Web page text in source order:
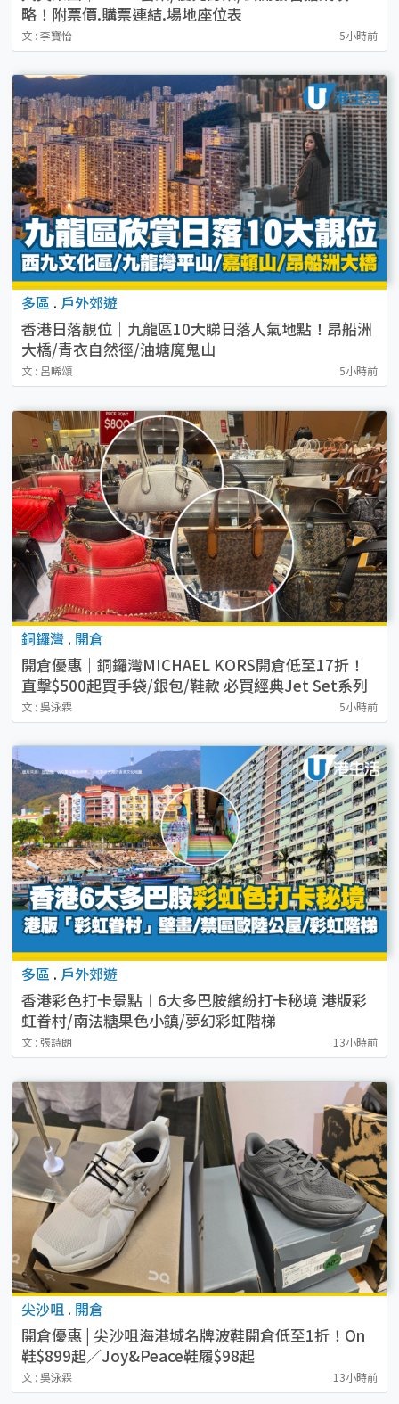
略！附票價.購票連結.場地座位表
文 : 李寶怡 5小時前
多區 . 戶外郊遊
香港日落靚位｜九龍區10大睇日落人氣地點！昂船洲
大橋/青衣自然徑/油塘魔鬼山
文 : 呂晞頌 5小時前
銅鑼灣 . 開倉
開倉優惠｜銅鑼灣MICHAEL KORS開倉低至17折！
直擊$500起買手袋/銀包/鞋款 必買經典Jet Set系列
文 : 吳泳霖 5小時前
多區 . 戶外郊遊
香港彩色打卡景點︱6大多巴胺繽紛打卡秘境 港版彩
虹眷村/南法糖果色小鎮/夢幻彩虹階梯
文 : 張詩朗 13小時前
尖沙咀 . 開倉
開倉優惠 | 尖沙咀海港城名牌波鞋開倉低至1折！On
鞋$899起／Joy&Peace鞋履$98起
文 : 吳泳霖 13小時前